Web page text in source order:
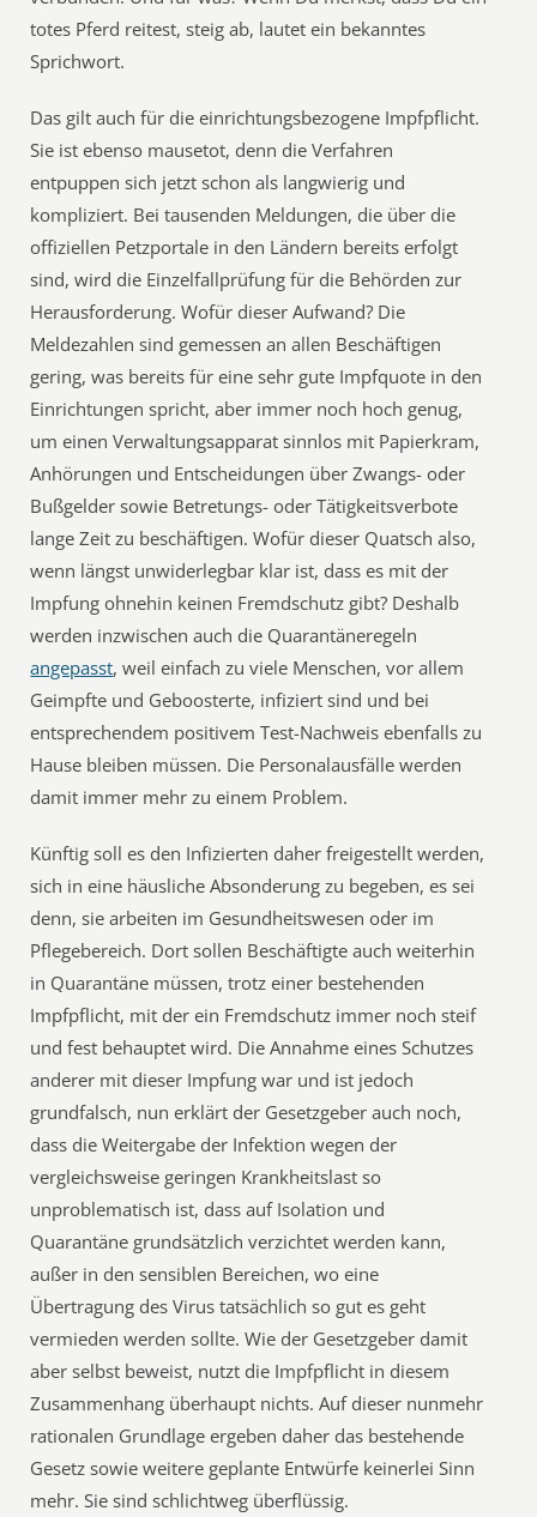
totes Pferd reitest, steig ab, lautet ein bekanntes
Sprichwort.
Das gilt auch für die einrichtungsbezogene Impfpflicht.
Sie ist ebenso mausetot, denn die Verfahren
entpuppen sich jetzt schon als langwierig und
kompliziert. Bei tausenden Meldungen, die über die
offiziellen Petzportale in den Ländern bereits erfolgt
sind, wird die Einzelfallprüfung für die Behörden zur
Herausforderung. Wofür dieser Aufwand? Die
Meldezahlen sind gemessen an allen Beschäftigen
gering, was bereits für eine sehr gute Impfquote in den
Einrichtungen spricht, aber immer noch hoch genug,
um einen Verwaltungsapparat sinnlos mit Papierkram,
Anhörungen und Entscheidungen über Zwangs- oder
Bußgelder sowie Betretungs- oder Tätigkeitsverbote
lange Zeit zu beschäftigen. Wofür dieser Quatsch also,
wenn längst unwiderlegbar klar ist, dass es mit der
Impfung ohnehin keinen Fremdschutz gibt? Deshalb
werden inzwischen auch die Quarantäneregeln
angepasst, weil einfach zu viele Menschen, vor allem
Geimpfte und Geboosterte, infiziert sind und bei
entsprechendem positivem Test-Nachweis ebenfalls zu
Hause bleiben müssen. Die Personalausfälle werden
damit immer mehr zu einem Problem.
Künftig soll es den Infizierten daher freigestellt werden,
sich in eine häusliche Absonderung zu begeben, es sei
denn, sie arbeiten im Gesundheitswesen oder im
Pflegebereich. Dort sollen Beschäftigte auch weiterhin
in Quarantäne müssen, trotz einer bestehenden
Impfpflicht, mit der ein Fremdschutz immer noch steif
und fest behauptet wird. Die Annahme eines Schutzes
anderer mit dieser Impfung war und ist jedoch
grundfalsch, nun erklärt der Gesetzgeber auch noch,
dass die Weitergabe der Infektion wegen der
vergleichsweise geringen Krankheitslast so
unproblematisch ist, dass auf Isolation und
Quarantäne grundsätzlich verzichtet werden kann,
außer in den sensiblen Bereichen, wo eine
Übertragung des Virus tatsächlich so gut es geht
vermieden werden sollte. Wie der Gesetzgeber damit
aber selbst beweist, nutzt die Impfpflicht in diesem
Zusammenhang überhaupt nichts. Auf dieser nunmehr
rationalen Grundlage ergeben daher das bestehende
Gesetz sowie weitere geplante Entwürfe keinerlei Sinn
mehr. Sie sind schlichtweg überflüssig.